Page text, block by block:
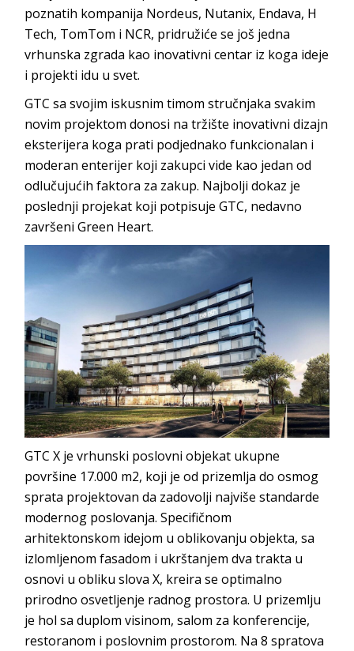
poznatih kompanija Nordeus, Nutanix, Endava, H
Tech, TomTom i NCR, pridružiće se još jedna
vrhunska zgrada kao inovativni centar iz koga ideje
i projekti idu u svet.
GTC sa svojim iskusnim timom stručnjaka svakim
novim projektom donosi na tržište inovativni dizajn
eksterijera koga prati podjednako funkcionalan i
moderan enterijer koji zakupci vide kao jedan od
odlučujućih faktora za zakup. Najbolji dokaz je
poslednji projekat koji potpisuje GTC, nedavno
završeni Green Heart.
GTC X je vrhunski poslovni objekat ukupne
površine 17.000 m2, koji je od prizemlja do osmog
sprata projektovan da zadovolji najviše standarde
modernog poslovanja. Specifičnom
arhitektonskom idejom u oblikovanju objekta, sa
izlomljenom fasadom i ukrštanjem dva trakta u
osnovi u obliku slova X, kreira se optimalno
prirodno osvetljenje radnog prostora. U prizemlju
je hol sa duplom visinom, salom za konferencije,
restoranom i poslovnim prostorom. Na 8 spratova